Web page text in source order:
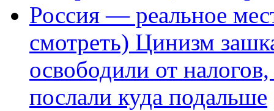
Россия — реальное
смотреть) Цинизм
освободили от
послали куда подальше